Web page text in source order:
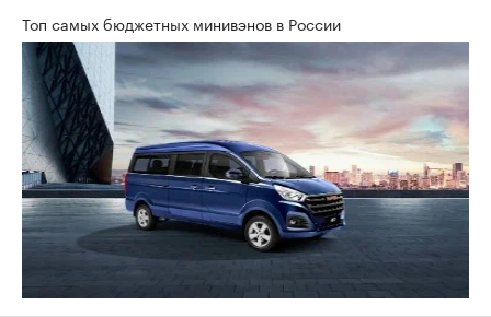
Топ самых бюджетных минивэнов в России